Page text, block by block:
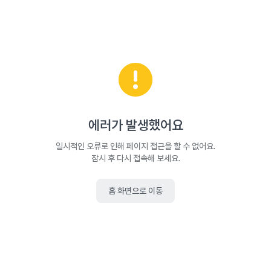
에러가 발생했어요
일시적인 오류로 인해 페이지 접근을 할 수 없어요.
잠시 후 다시 접속해 보세요.
홈 화면으로 이동